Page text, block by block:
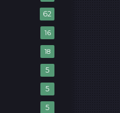
62
16
18
5
5
5